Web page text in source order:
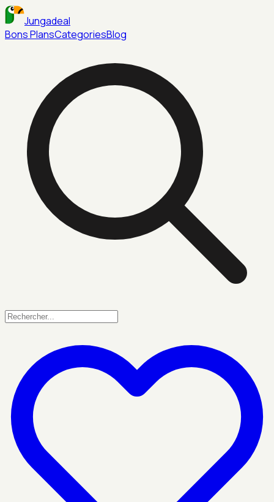
Jungadeal
Bons PlansCategoriesBlog